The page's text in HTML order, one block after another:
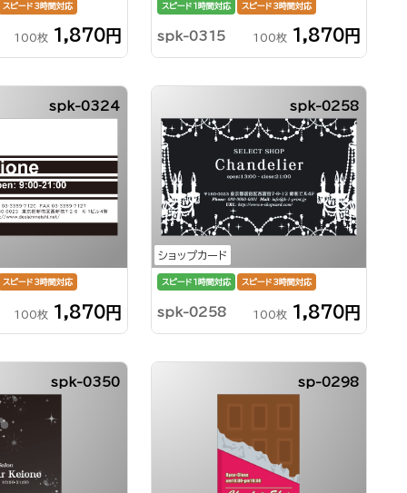
スピード3時間対応
100枚 1,870円
スピード1時間対応 スピード3時間対応
spk-0315 100枚 1,870円
spk-0324
スピード3時間対応
100枚 1,870円
ショップカード
spk-0258
スピード1時間対応 スピード3時間対応
spk-0258 100枚 1,870円
spk-0350 sp-0298